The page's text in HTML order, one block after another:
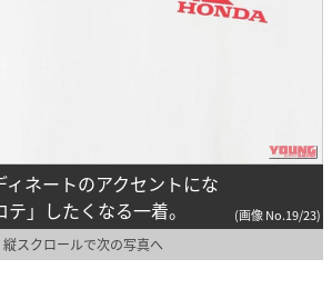
ネートのアクセントにな
」したくなる一着。
(画像 No.19/23)
縦スクロールで次の写真へ